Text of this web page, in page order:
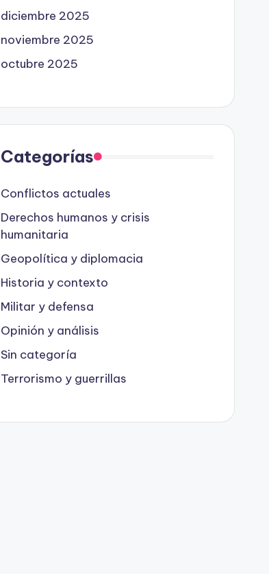
diciembre 2025
noviembre 2025
octubre 2025
Categorías
Conflictos actuales
Derechos humanos y crisis
humanitaria
Geopolítica y diplomacia
Historia y contexto
Militar y defensa
Opinión y análisis
Sin categoría
Terrorismo y guerrillas